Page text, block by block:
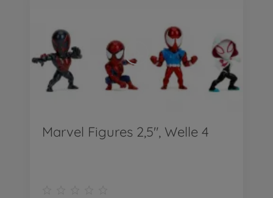
Marvel Figures 2,5", Welle 4